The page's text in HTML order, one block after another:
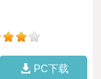
PC下载